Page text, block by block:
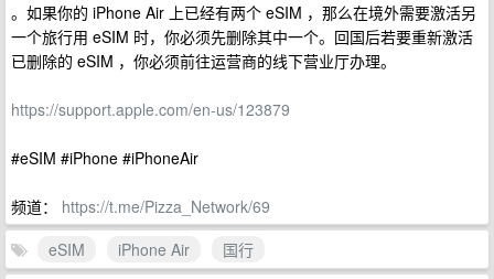
。如果你的 iPhone Air 上已经有两个 eSIM ，那么在境外需要激活另
一个旅行用 eSIM 时，你必须先删除其中一个。回国后若要重新激活
已删除的 eSIM ，你必须前往运营商的线下营业厅办理。
https://support.apple.com/en-us/123879
#eSIM #iPhone #iPhoneAir
频道： https://t.me/Pizza_Network/69
eSIM
iPhone Air
国行